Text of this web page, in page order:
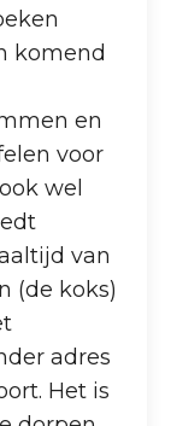
komend
en
voor
wel
van
(de koks)
adres
Het is